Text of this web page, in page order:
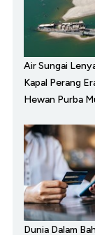
Air Sungai
Kapal Perang
Hewan Purba
Dunia Dalam